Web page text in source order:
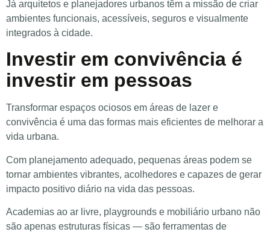
Já arquitetos e planejadores urbanos têm a missão de criar
ambientes funcionais, acessíveis, seguros e visualmente
integrados à cidade.
Investir em convivência é
investir em pessoas
Transformar espaços ociosos em áreas de lazer e
convivência é uma das formas mais eficientes de melhorar a
vida urbana.
Com planejamento adequado, pequenas áreas podem se
tornar ambientes vibrantes, acolhedores e capazes de gerar
impacto positivo diário na vida das pessoas.
Academias ao ar livre, playgrounds e mobiliário urbano não
são apenas estruturas físicas — são ferramentas de